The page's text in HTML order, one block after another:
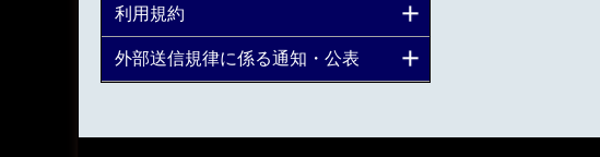
利用規約
外部送信規律に係る通知・公表